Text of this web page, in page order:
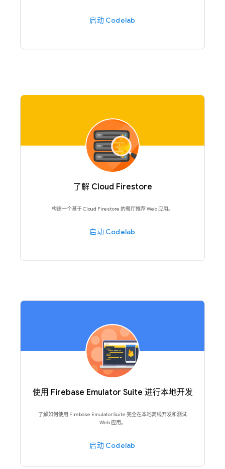
启动 Codelab
了解 Cloud Firestore
构建一个基于 Cloud Firestore 的餐厅推荐 Web 应用。
启动 Codelab
使用 Firebase Emulator Suite 进行本地开发
了解如何使用 Firebase Emulator Suite 完全在本地离线开发和测试
Web 应用。
启动 Codelab